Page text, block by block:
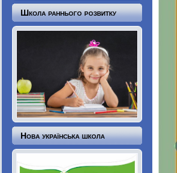
Школа раннього розвитку
Нова українська школа